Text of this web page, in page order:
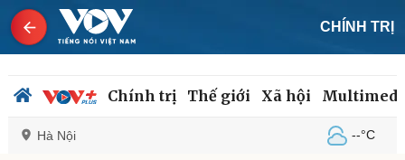
CHÍNH TRỊ
Chính trị Thế giới Xã hội
Hà Nội --°C